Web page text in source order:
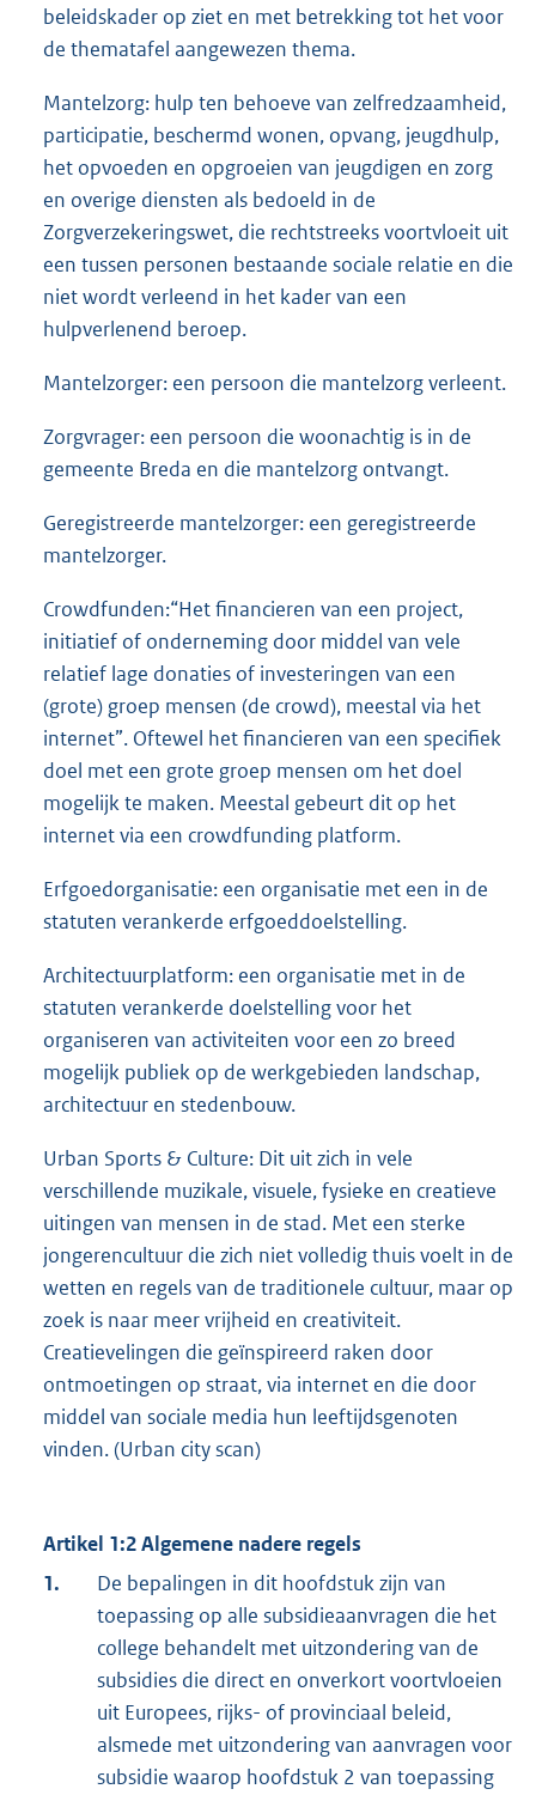
beleidskader op ziet en met betrekking tot het voor
de thematafel aangewezen thema.
Mantelzorg: hulp ten behoeve van zelfredzaamheid,
participatie, beschermd wonen, opvang, jeugdhulp,
het opvoeden en opgroeien van jeugdigen en zorg
en overige diensten als bedoeld in de
Zorgverzekeringswet, die rechtstreeks voortvloeit uit
een tussen personen bestaande sociale relatie en die
niet wordt verleend in het kader van een
hulpverlenend beroep.
Mantelzorger: een persoon die mantelzorg verleent.
Zorgvrager: een persoon die woonachtig is in de
gemeente Breda en die mantelzorg ontvangt.
Geregistreerde mantelzorger: een geregistreerde
mantelzorger.
Crowdfunden:“Het financieren van een project,
initiatief of onderneming door middel van vele
relatief lage donaties of investeringen van een
(grote) groep mensen (de crowd), meestal via het
internet”. Oftewel het financieren van een specifiek
doel met een grote groep mensen om het doel
mogelijk te maken. Meestal gebeurt dit op het
internet via een crowdfunding platform.
Erfgoedorganisatie: een organisatie met een in de
statuten verankerde erfgoeddoelstelling.
Architectuurplatform: een organisatie met in de
statuten verankerde doelstelling voor het
organiseren van activiteiten voor een zo breed
mogelijk publiek op de werkgebieden landschap,
architectuur en stedenbouw.
Urban Sports & Culture: Dit uit zich in vele
verschillende muzikale, visuele, fysieke en creatieve
uitingen van mensen in de stad. Met een sterke
jongerencultuur die zich niet volledig thuis voelt in de
wetten en regels van de traditionele cultuur, maar op
zoek is naar meer vrijheid en creativiteit.
Creatievelingen die geïnspireerd raken door
ontmoetingen op straat, via internet en die door
middel van sociale media hun leeftijdsgenoten
vinden. (Urban city scan)
Artikel 1:2 Algemene nadere regels
1.
De bepalingen in dit hoofdstuk zijn van
toepassing op alle subsidieaanvragen die het
college behandelt met uitzondering van de
subsidies die direct en onverkort voortvloeien
uit Europees, rijks- of provinciaal beleid,
alsmede met uitzondering van aanvragen voor
subsidie waarop hoofdstuk 2 van toepassing